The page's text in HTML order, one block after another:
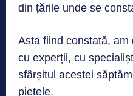
din țările unde se
Asta fiind constată,
cu experții, cu
sfârșitul acestei
piețele.